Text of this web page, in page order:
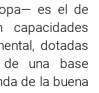
es el de
dotadas
una base
de la buena